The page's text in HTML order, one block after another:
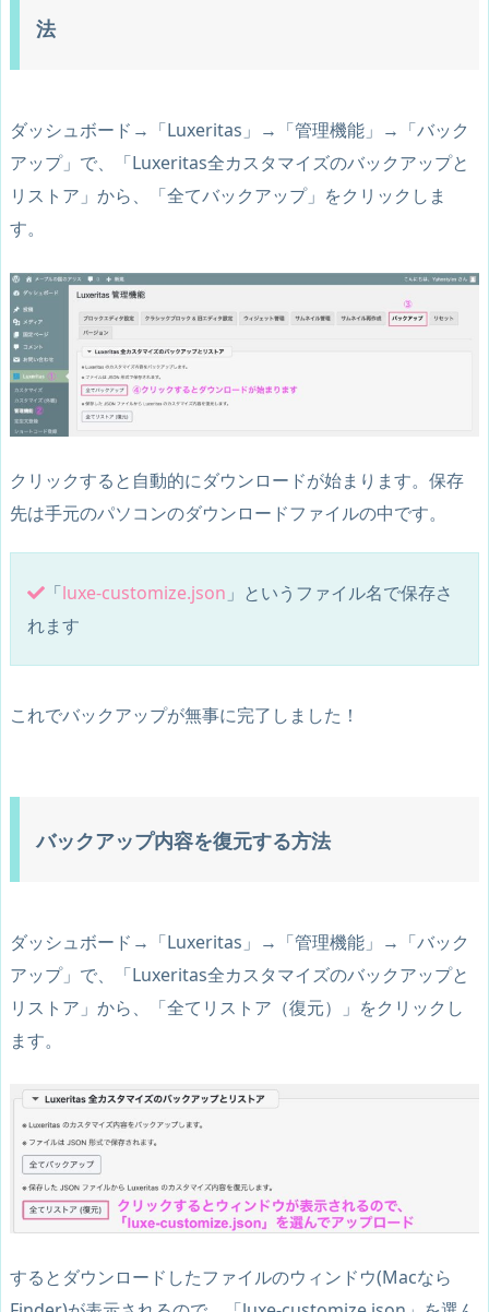
法
ダッシュボード→「Luxeritas」→「管理機能」→「バック
アップ」 で、「Luxeritas全カスタマイズのバックアップと
リストア」から、「全てバックアップ」をクリックしま
す。
クリックすると自動的にダウンロードが始まります。保存
先は手元のパソコンのダウンロードファイルの中です。
「luxe-customize.json 」というファイル名で保存さ
れます
これでバックアップが無事に完了しました！
バックアップ内容を復元する方法
ダッシュボード→「Luxeritas」→「管理機能」→「バック
アップ」で、「Luxeritas全カスタマイズのバックアップと
リストア」から、「全てリストア（復元）」をクリックし
ます。
するとダウンロードしたファイルのウィンドウ(Macなら